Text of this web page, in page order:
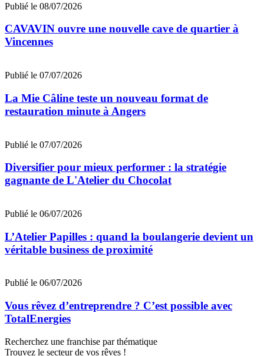
Publié le 08/07/2026
CAVAVIN ouvre une nouvelle cave de quartier à
Vincennes
Publié le 07/07/2026
La Mie Câline teste un nouveau format de
restauration minute à Angers
Publié le 07/07/2026
Diversifier pour mieux performer : la stratégie
gagnante de L'Atelier du Chocolat
Publié le 06/07/2026
L’Atelier Papilles : quand la boulangerie devient un
véritable business de proximité
Publié le 06/07/2026
Vous rêvez d’entreprendre ? C’est possible avec
TotalEnergies
Recherchez une franchise par thématique
Trouvez le secteur de vos rêves !